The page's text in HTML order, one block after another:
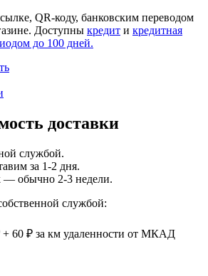
QR-коду, банковским переводом
Доступны кредит и кредитная
до 100 дней.
доставки
службой.
за 1-2 дня.
— обычно 2-3 недели.
службой:
60 ₽ за км удаленности от МКАД